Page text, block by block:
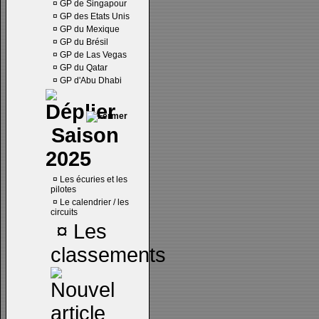
¤ GP de Singapour
¤ GP des Etats Unis
¤ GP du Mexique
¤ GP du Brésil
¤ GP de Las Vegas
¤ GP du Qatar
¤ GP d'Abu Dhabi
Saison
2025
¤ Les écuries et les
pilotes
¤ Le calendrier / les
circuits
¤ Les
classements